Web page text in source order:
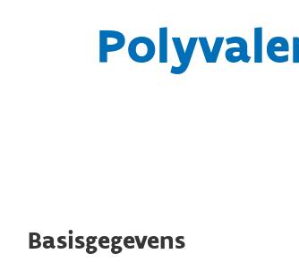
Basisgegevens